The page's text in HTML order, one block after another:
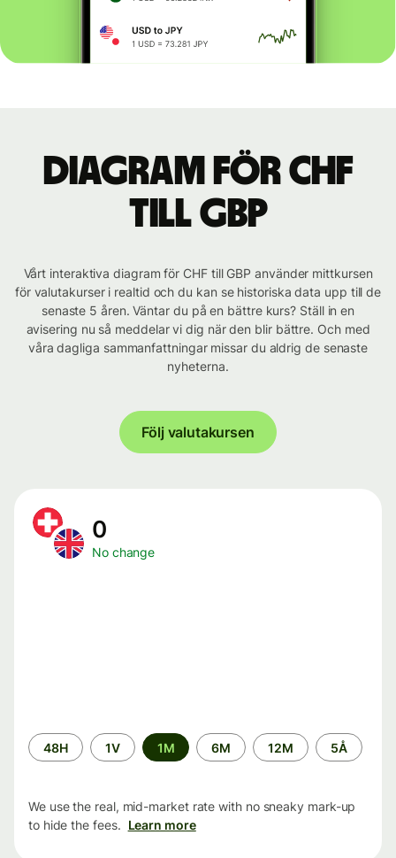
Diagram för CHF
till GBP
Vårt interaktiva diagram för CHF till GBP använder mittkursen
för valutakurser i realtid och du kan se historiska data upp till de
senaste 5 åren. Väntar du på en bättre kurs? Ställ in en
avisering nu så meddelar vi dig när den blir bättre. Och med
våra dagliga sammanfattningar missar du aldrig de senaste
nyheterna.
Följ valutakursen
0
No change
Time
period
48H 1V 1M 6M 12M 5Å
We use the real, mid-market rate with no sneaky mark-up
to hide the fees. Learn more